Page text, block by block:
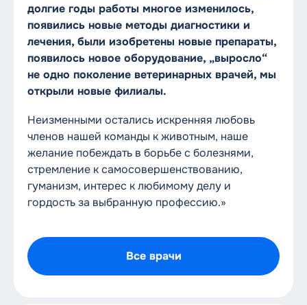
долгие годы работы многое изменилось,
появились новые методы диагностики и
лечения, были изобретены новые препараты,
появилось новое оборудование, „выросло“
не одно поколение ветеринарных врачей, мы
открыли новые филиалы.
Неизменными остались искренняя любовь
членов нашей команды к животным, наше
желание побеждать в борьбе с болезнями,
стремление к самосовершенствованию,
гуманизм, интерес к любимому делу и
гордость за выбранную профессию.»
Все врачи